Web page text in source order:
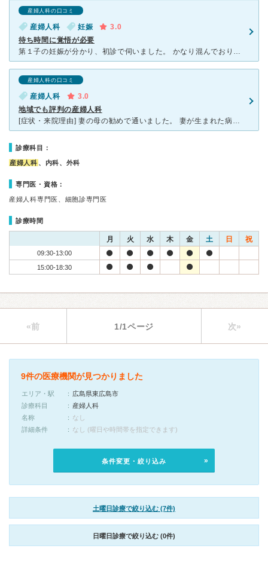
産婦人科の口コミ
産婦人科 妊娠
3.0
待ち時間に覚悟が必要
第１子の妊娠が分かり、初診で伺いました。 かなり混んでおり忙しいからか受付の方も対応が少し雑に感じました。 椅子に空きがでるまで立って待っていました。 後から来た人が先に呼ばれて、自
産婦人科の口コミ
産婦人科
3.0
地域でも評判の産婦人科
[症状・来院理由] 妻の母の勧めで通いました。 妻が生まれた病院でもあり、評判が良かったためです。 [医師の診断・治療法] 病院まで付き添って行ったのですが、診察室には入ったことがないため、医
診療科目：
産婦人科 、内科、外科
専門医・資格：
産婦人科専門医、細胞診専門医
診療時間
月 火 水 木 金 土 日 祝
09:30-13:00
15:00-18:30
«前 1/1ページ 次»
9件の医療機関が見つかりました
エリア・駅
広島県東広島市
診療科目
産婦人科
名称
なし
詳細条件
なし (曜日や時間帯を指定できます)
条件変更・絞り込み
土曜日診療で絞り込む (7件)
日曜日診療で絞り込む (0件)